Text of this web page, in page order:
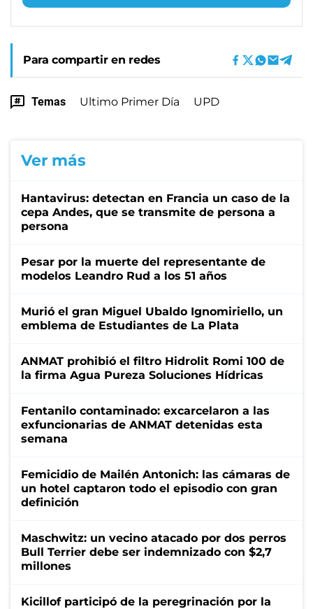
Para compartir en redes
Temas Ultimo Primer Día UPD
Ver más
Hantavirus: detectan en Francia un caso de la
cepa Andes, que se transmite de persona a
persona
Pesar por la muerte del representante de
modelos Leandro Rud a los 51 años
Murió el gran Miguel Ubaldo Ignomiriello, un
emblema de Estudiantes de La Plata
ANMAT prohibió el filtro Hidrolit Romi 100 de
la firma Agua Pureza Soluciones Hídricas
Fentanilo contaminado: excarcelaron a las
exfuncionarias de ANMAT detenidas esta
semana
Femicidio de Mailén Antonich: las cámaras de
un hotel captaron todo el episodio con gran
definición
Maschwitz: un vecino atacado por dos perros
Bull Terrier debe ser indemnizado con $2,7
millones
Kicillof participó de la peregrinación por la